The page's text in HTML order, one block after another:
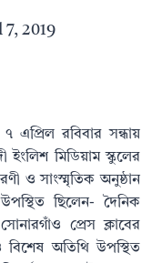
2019
এপ্রিল রবিবার সন্ধায়
ইংলিশ মিডিয়াম স্কুলের
ও সাংস্মৃতিক অনুষ্ঠান
ছিলেন- দৈনিক
প্রেস ক্লাবের
অতিথি উপস্থিত